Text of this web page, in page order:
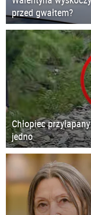
przed gwałtem?
Chłopiec
jedno